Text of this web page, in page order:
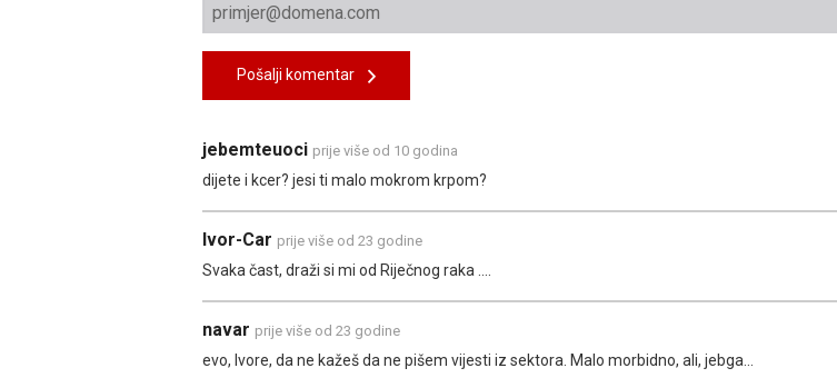
Pošalji komentar
jebemteuoci prije više od 10 godina
dijete i kcer? jesi ti malo mokrom krpom?
Ivor-Car prije više od 23 godine
Svaka čast, draži si mi od Riječnog raka ....
navar prije više od 23 godine
evo, Ivore, da ne kažeš da ne pišem vijesti iz sektora. Malo morbidno, ali, jebga...